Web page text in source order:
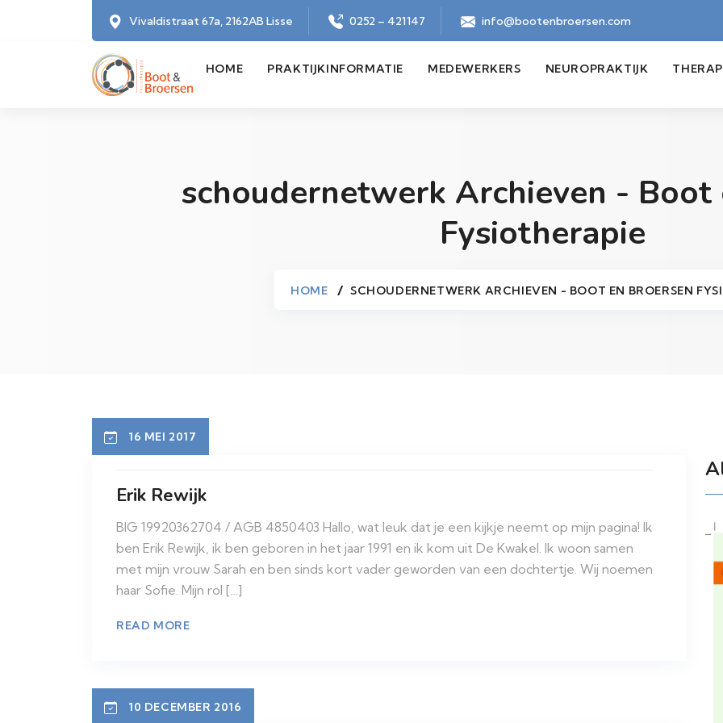
Vivaldistraat 67a, 2162AB Lisse 0252 – 421147 info@bootenbroersen.com
HOME PRAKTIJKINFORMATIE MEDEWERKERS NEUROPRAKTIJK
schoudernetwerk Archieven - Boot
Fysiotherapie
HOME SCHOUDERNETWERK ARCHIEVEN - BOOT EN BROERSEN
16 MEI 2017
Erik Rewijk
BIG 19920362704 / AGB 4850403 Hallo, wat leuk dat je een kijkje neemt op mijn pagina! Ik
ben Erik Rewijk, ik ben geboren in het jaar 1991 en ik kom uit De Kwakel. Ik woon samen
met mijn vrouw Sarah en ben sinds kort vader geworden van een dochtertje. Wij noemen
haar Sofie. Mijn rol […]
READ MORE
10 DECEMBER 2016